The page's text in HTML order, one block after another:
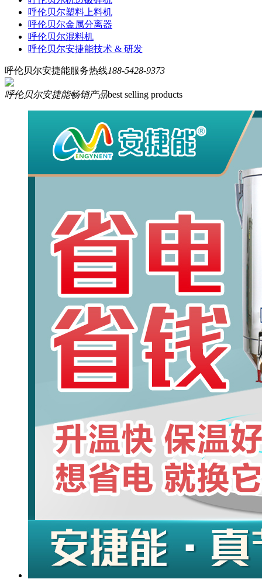
呼伦贝尔塑料上料机
呼伦贝尔金属分离器
呼伦贝尔混料机
呼伦贝尔安捷能技术 & 研发
呼伦贝尔安捷能服务热线188-5428-9373
呼伦贝尔安捷能畅销产品best selling products